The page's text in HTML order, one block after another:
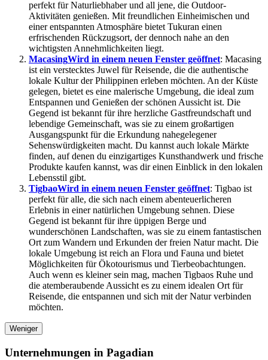
perfekt für Naturliebhaber und all jene, die Outdoor-
Aktivitäten genießen. Mit freundlichen Einheimischen und
einer entspannten Atmosphäre bietet Tukuran einen
erfrischenden Rückzugsort, der dennoch nahe an den
wichtigsten Annehmlichkeiten liegt.
MacasingWird in einem neuen Fenster geöffnet: Macasing
ist ein verstecktes Juwel für Reisende, die die authentische
lokale Kultur der Philippinen erleben möchten. An der Küste
gelegen, bietet es eine malerische Umgebung, die ideal zum
Entspannen und Genießen der schönen Aussicht ist. Die
Gegend ist bekannt für ihre herzliche Gastfreundschaft und
lebendige Gemeinschaft, was sie zu einem großartigen
Ausgangspunkt für die Erkundung nahegelegener
Sehenswürdigkeiten macht. Du kannst auch lokale Märkte
finden, auf denen du einzigartiges Kunsthandwerk und frische
Produkte kaufen kannst, was dir einen Einblick in den lokalen
Lebensstil gibt.
TigbaoWird in einem neuen Fenster geöffnet: Tigbao ist
perfekt für alle, die sich nach einem abenteuerlicheren
Erlebnis in einer natürlichen Umgebung sehnen. Diese
Gegend ist bekannt für ihre üppigen Berge und
wunderschönen Landschaften, was sie zu einem fantastischen
Ort zum Wandern und Erkunden der freien Natur macht. Die
lokale Umgebung ist reich an Flora und Fauna und bietet
Möglichkeiten für Ökotourismus und Tierbeobachtungen.
Auch wenn es kleiner sein mag, machen Tigbaos Ruhe und
die atemberaubende Aussicht es zu einem idealen Ort für
Reisende, die entspannen und sich mit der Natur verbinden
möchten.
Weniger
Unternehmungen in Pagadian